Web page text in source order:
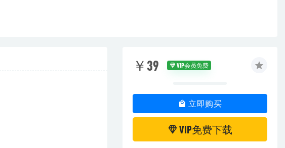
￥39 VIP会员免费
立即购买
VIP免费下载